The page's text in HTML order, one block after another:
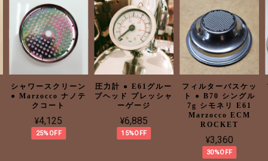
シャワースクリーン
● Marzocco ナノテ
クコート
¥4,125
25%OFF
圧力計 ● E61グルー
プヘッド プレッシャ
ーゲージ
¥6,885
15%OFF
フィルターバスケッ
ト ● B70 シングル
7g シモネリ E61
Marzocco ECM
ROCKET
¥3,360
30%OFF